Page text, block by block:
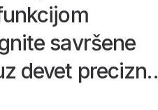
savršene
devet precizno